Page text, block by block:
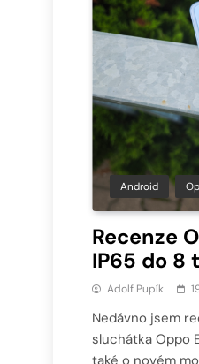
Android
Recenze
IP65 do 8
Adolf Pupík
Nedávno jsem
sluchátka Oppo
také o novém